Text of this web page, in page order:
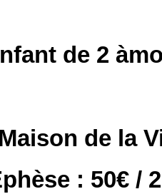
de 2
de la
: 50€ /